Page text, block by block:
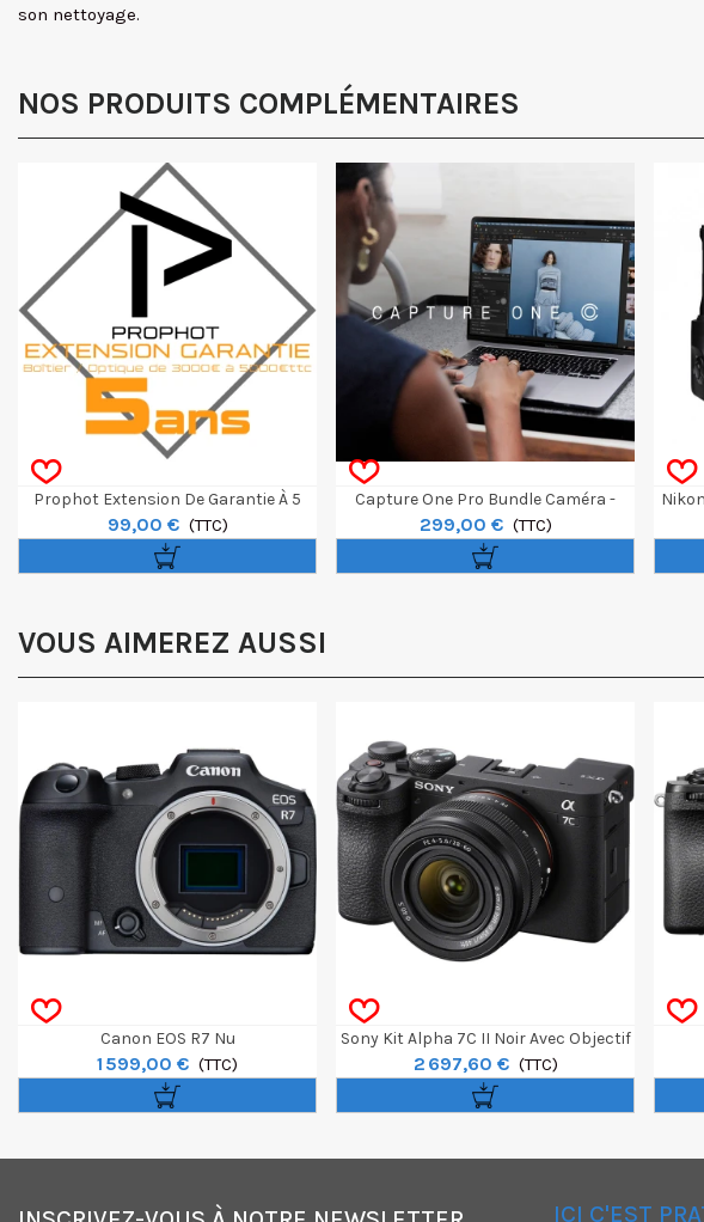
son nettoyage.
NOS PRODUITS COMPLÉMENTAIRES
Prophot Extension De Garantie À 5
Ans Boîtier/Optique 3000€ À 5000€
99,00 € (TTC)
Capture One Pro Bundle Caméra -
Perpétuel
299,00 € (TTC)
VOUS AIMEREZ AUSSI
Canon EOS R7 Nu
1 599,00 € (TTC)
Sony Kit Alpha 7C II Noir Avec Objectif
FE 28-60mm F/4-5.6
2 697,60 € (TTC)
ICI C'EST